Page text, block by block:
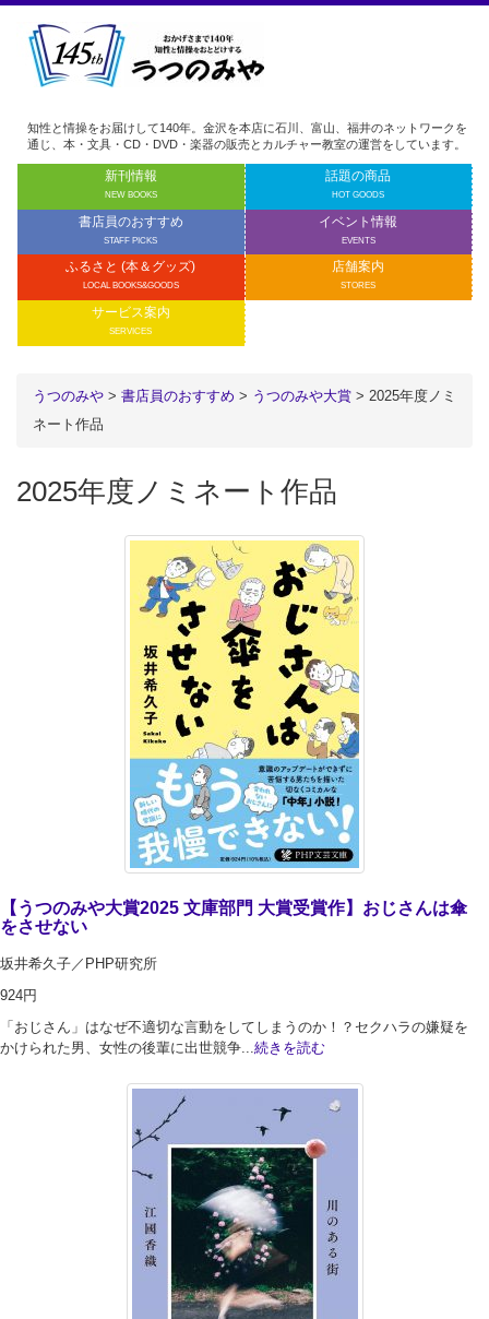
知性と情操をお届けして140年。金沢を本店に石川、富山、福井のネットワークを
通じ、本・文具・CD・DVD・楽器の販売とカルチャー教室の運営をしています。
新刊情報
NEW BOOKS
話題の商品
HOT GOODS
書店員のおすすめ
STAFF PICKS
イベント情報
EVENTS
ふるさと (本＆グッズ)
LOCAL BOOKS&GOODS
店舗案内
STORES
サービス案内
SERVICES
うつのみや > 書店員のおすすめ > うつのみや大賞 > 2025年度ノミ
ネート作品
2025年度ノミネート作品
【うつのみや大賞2025 文庫部門 大賞受賞作】おじさんは傘
をさせない
坂井希久子／PHP研究所
924円
「おじさん」はなぜ不適切な言動をしてしまうのか！？セクハラの嫌疑を
かけられた男、女性の後輩に出世競争... 続きを読む